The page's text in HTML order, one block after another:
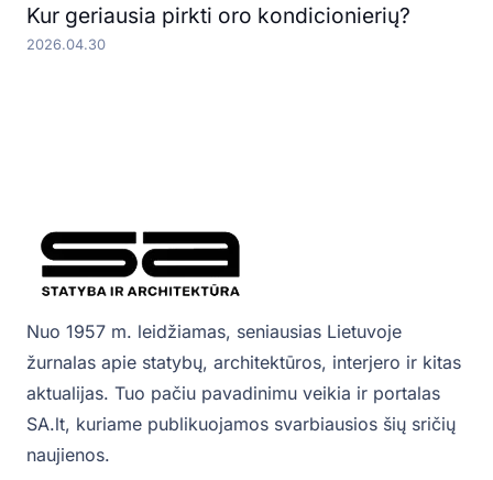
Kur geriausia pirkti oro kondicionierių?
2026.04.30
Nuo 1957 m. leidžiamas, seniausias Lietuvoje
žurnalas apie statybų, architektūros, interjero ir kitas
aktualijas. Tuo pačiu pavadinimu veikia ir portalas
SA.lt, kuriame publikuojamos svarbiausios šių sričių
naujienos.